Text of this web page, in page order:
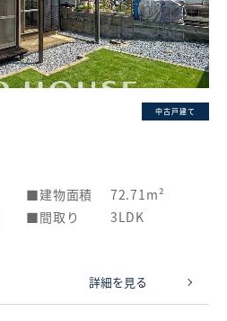
中古戸建て
建物面積
72.71m²
間取り 3LDK
詳細を見る